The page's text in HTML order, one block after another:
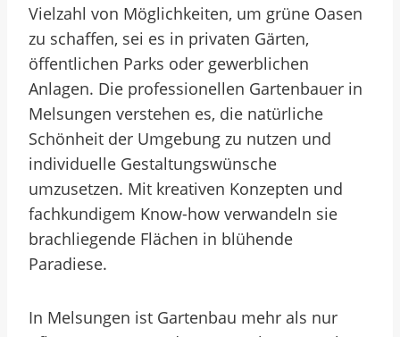
Vielzahl von Möglichkeiten, um grüne Oasen
zu schaffen, sei es in privaten Gärten,
öffentlichen Parks oder gewerblichen
Anlagen. Die professionellen Gartenbauer in
Melsungen verstehen es, die natürliche
Schönheit der Umgebung zu nutzen und
individuelle Gestaltungswünsche
umzusetzen. Mit kreativen Konzepten und
fachkundigem Know-how verwandeln sie
brachliegende Flächen in blühende
Paradiese.
In Melsungen ist Gartenbau mehr als nur